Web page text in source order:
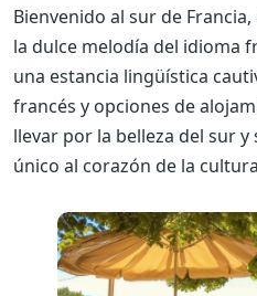
Bienvenido al sur de
la dulce melodía del idioma
una estancia lingüística
francés y opciones de
llevar por la belleza del sur
único al corazón de la